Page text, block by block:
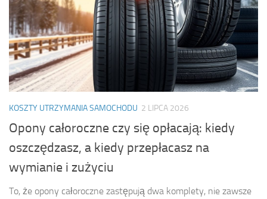
KOSZTY UTRZYMANIA SAMOCHODU 2 LIPCA 2026
Opony całoroczne czy się opłacają: kiedy
oszczędzasz, a kiedy przepłacasz na
wymianie i zużyciu
To, że opony całoroczne zastępują dwa komplety, nie zawsze